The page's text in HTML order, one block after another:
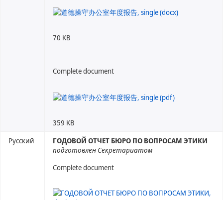
70 KB
Complete document
359 KB
Русский
ГОДОВОЙ ОТЧЕТ БЮРО ПО ВОПРОСАМ ЭТИКИ
подготовлен Секретариатом
Complete document